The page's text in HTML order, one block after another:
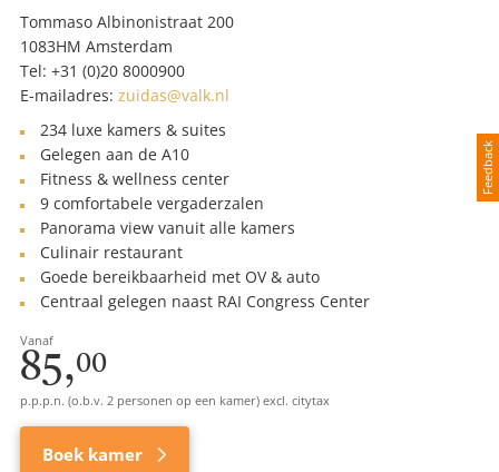
Tommaso Albinonistraat 200
1083HM Amsterdam
Tel: +31 (0)20 8000900
E-mailadres: zuidas@valk.nl
234 luxe kamers & suites
Gelegen aan de A10
Fitness & wellness center
9 comfortabele vergaderzalen
Panorama view vanuit alle kamers
Culinair restaurant
Goede bereikbaarheid met OV & auto
Centraal gelegen naast RAI Congress Center
Vanaf
85,00
p.p.p.n. (o.b.v. 2 personen op een kamer) excl. citytax
Boek kamer
Feedback